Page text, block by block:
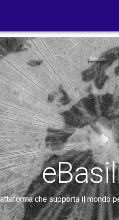
che supporta il mondo